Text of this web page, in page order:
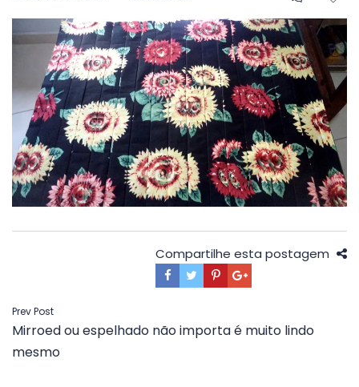
Compartilhe esta postagem
Navegação
de
Post
Prev Post
Mirroed ou espelhado não importa é muito lindo
mesmo